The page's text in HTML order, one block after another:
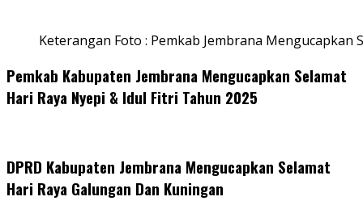
Keterangan Foto : Pemkab Jembrana Mengucapkan
Pemkab Kabupaten Jembrana Mengucapkan Selamat
Hari Raya Nyepi & Idul Fitri Tahun 2025
DPRD Kabupaten Jembrana Mengucapkan Selamat
Hari Raya Galungan Dan Kuningan